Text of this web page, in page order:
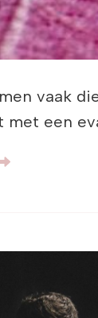
vaak
met een